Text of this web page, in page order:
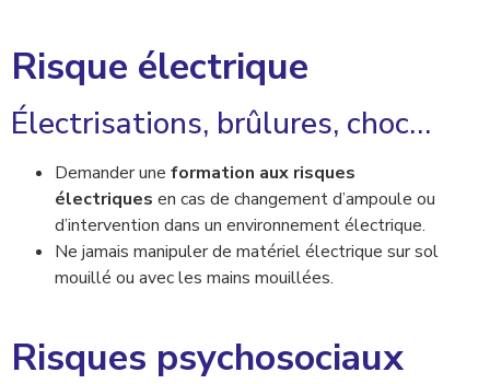
Risque électrique
Électrisations, brûlures, choc…
Demander une formation aux risques
électriques en cas de changement d’ampoule ou
d’intervention dans un environnement électrique.
Ne jamais manipuler de matériel électrique sur sol
mouillé ou avec les mains mouillées.
Risques psychosociaux